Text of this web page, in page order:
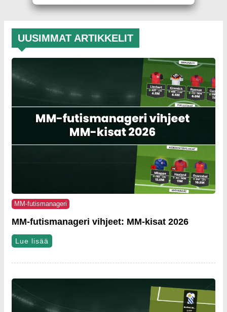
UUSIMMAT ARTIKKELIT
MM-futismanageri
MM-futismanageri vihjeet: MM-kisat 2026
Lue lisää